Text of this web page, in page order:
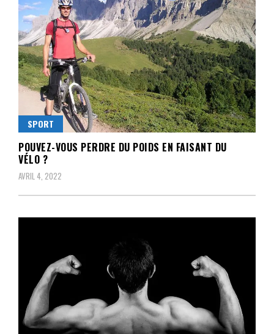
SPORT
POUVEZ-VOUS PERDRE DU POIDS EN FAISANT DU
VÉLO ?
AVRIL 4, 2022